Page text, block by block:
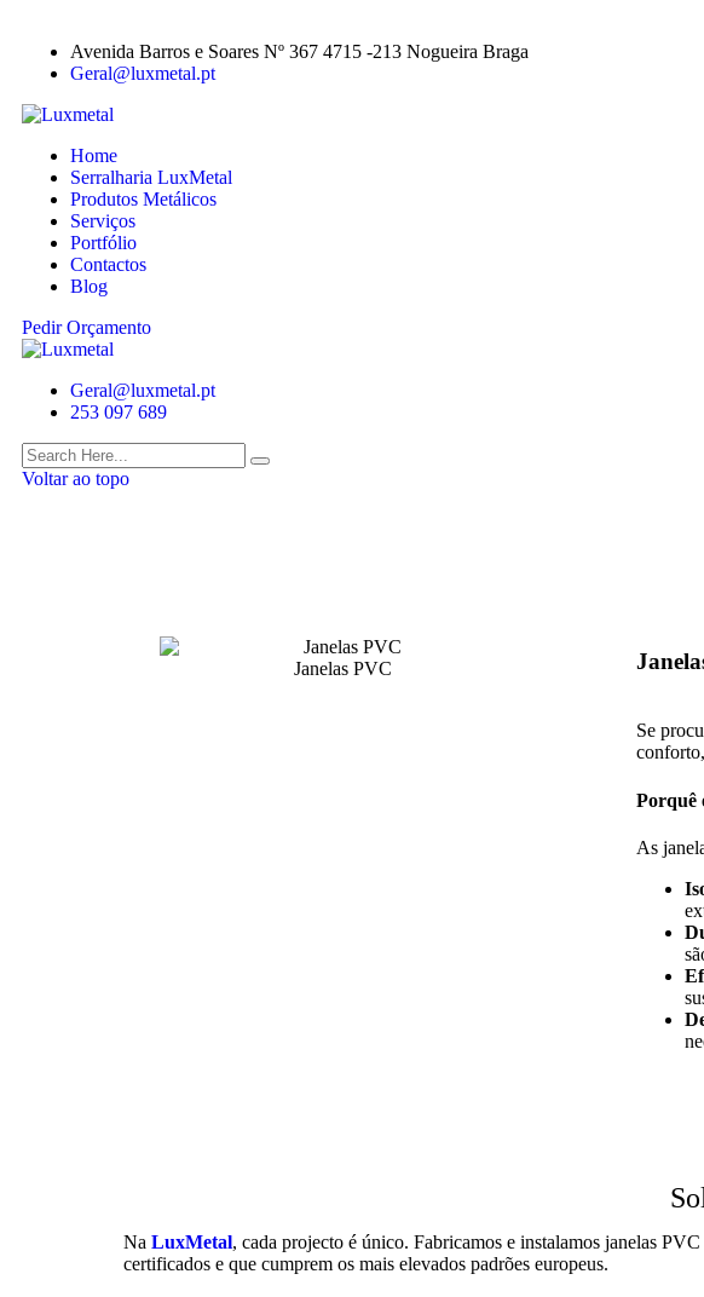
Avenida Barros e Soares Nº 367 4715 -213 Nogueira Braga
Geral@luxmetal.pt
Home
Serralharia LuxMetal
Produtos Metálicos
Serviços
Portfólio
Contactos
Blog
Pedir Orçamento
Geral@luxmetal.pt
253 097 689
Voltar ao topo
Janelas PVC
Se
Porquê
As
Na LuxMetal, cada projecto é único. Fabricamos e instalamos janelas
certificados e que cumprem os mais elevados padrões europeus.